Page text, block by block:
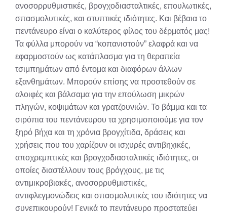
ανοσορρυθμιστικές, βρογχοδιασταλτικές, επουλωτικές,
σπασμολυτικές, και στυπτικές ιδιότητες. Και βέβαια το
πεντάνευρο είναι ο καλύτερος φίλος του δέρματός μας!
Τα φύλλα μπορούν να “κοπανιστούν” ελαφρά και να
εφαρμοστούν ως κατάπλασμα για τη θεραπεία
τσιμπημάτων από έντομα και διαφόρων άλλων
εξανθημάτων. Μπορούν επίσης να προστεθούν σε
αλοιφές και βάλσαμα για την επούλωση μικρών
πληγών, κοψιμάτων και γρατζουνιών. Το βάμμα και τα
σιρόπια του πεντάνευρου τα χρησιμοποιούμε για τον
ξηρό βήχα και τη χρόνια βρογχίτιδα, δράσεις και
χρήσεις που του χαρίζουν οι ισχυρές αντιβηχικές,
αποχρεμπτικές και βρογχοδιασταλτικές ιδιότητες, οι
οποίες διαστέλλουν τους βρόγχους, με τις
αντιμικροβιακές, ανοσορρυθμιστικές,
αντιφλεγμονώδεις και σπασμολυτικές του ιδιότητες να
συνεπικουρούν! Γενικά το πεντάνευρο προστατεύει